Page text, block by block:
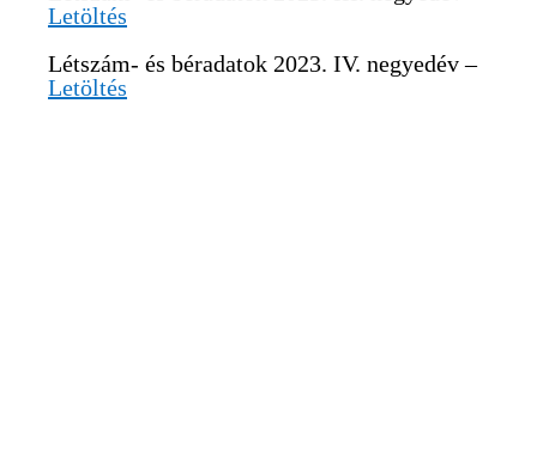
Letöltés
Létszám- és béradatok 2023. IV. negyedév –
Letöltés